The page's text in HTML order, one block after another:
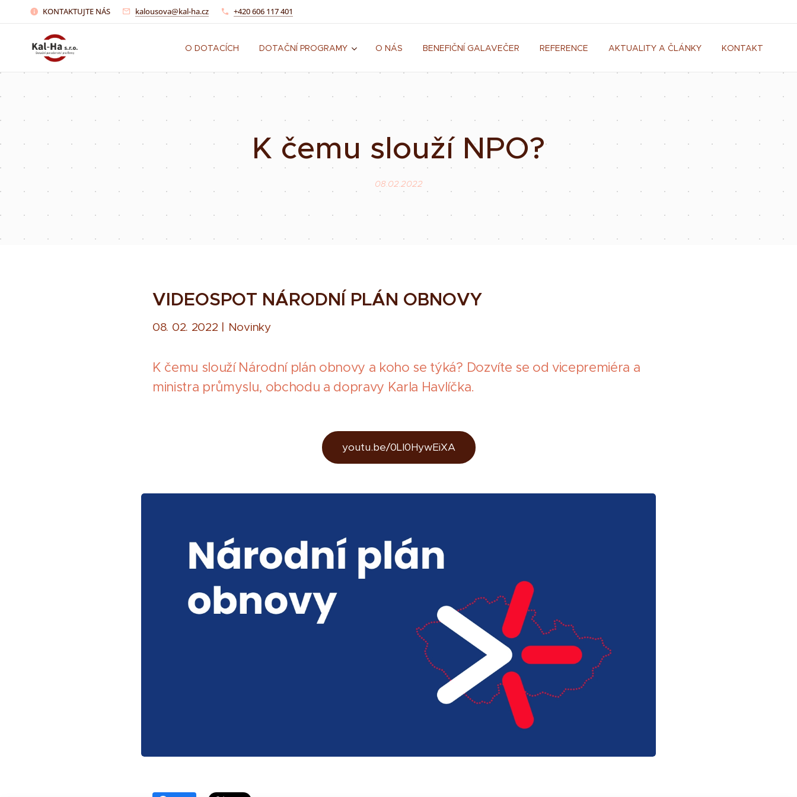
KONTAKTUJTE NÁS kalousova@kal-ha.cz +420 606 117 401
O DOTACÍCH DOTAČNÍ PROGRAMY O NÁS BENEFIČNÍ GALAVEČER REFERENCE AKTUALITY A ČLÁNKY KONTAKT
K čemu slouží NPO?
08.02.2022
VIDEOSPOT NÁRODNÍ PLÁN OBNOVY
08. 02. 2022 | Novinky
K čemu slouží Národní plán obnovy a koho se týká? Dozvíte se od vicepremiéra a
ministra průmyslu, obchodu a dopravy Karla Havlíčka.
youtu.be/0Ll0HywEiXA